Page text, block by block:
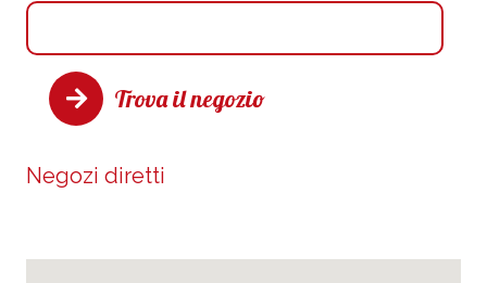
Trova il negozio
Negozi diretti